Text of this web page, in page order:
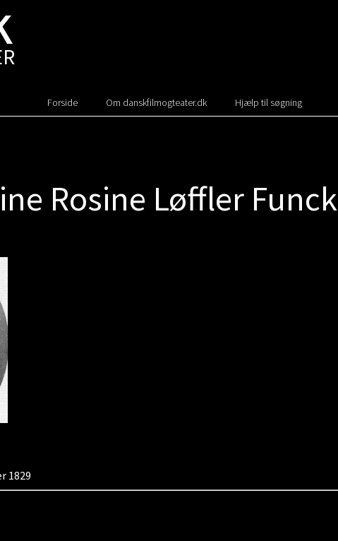
Forside Om danskfilmogteater.dk Hjælp til søgning
Rosine Løffler Funck
1829